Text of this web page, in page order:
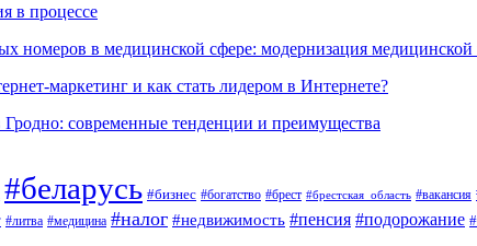
в процессе
номеров в медицинской сфере: модернизация медицинской
маркетинг и как стать лидером в Интернете?
Гродно: современные тенденции и преимущества
#беларусь #бизнес #богатство #брест #брестская_область #вакансия
#литва #медицина #налог #недвижимость #пенсия #подорожание